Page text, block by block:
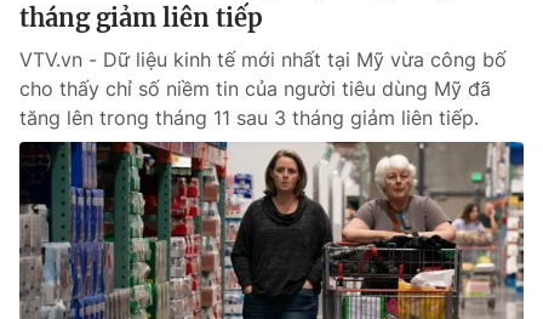
tháng giảm liên tiếp
VTV.vn - Dữ liệu kinh tế mới nhất tại Mỹ vừa công bố
cho thấy chỉ số niềm tin của người tiêu dùng Mỹ đã
tăng lên trong tháng 11 sau 3 tháng giảm liên tiếp.